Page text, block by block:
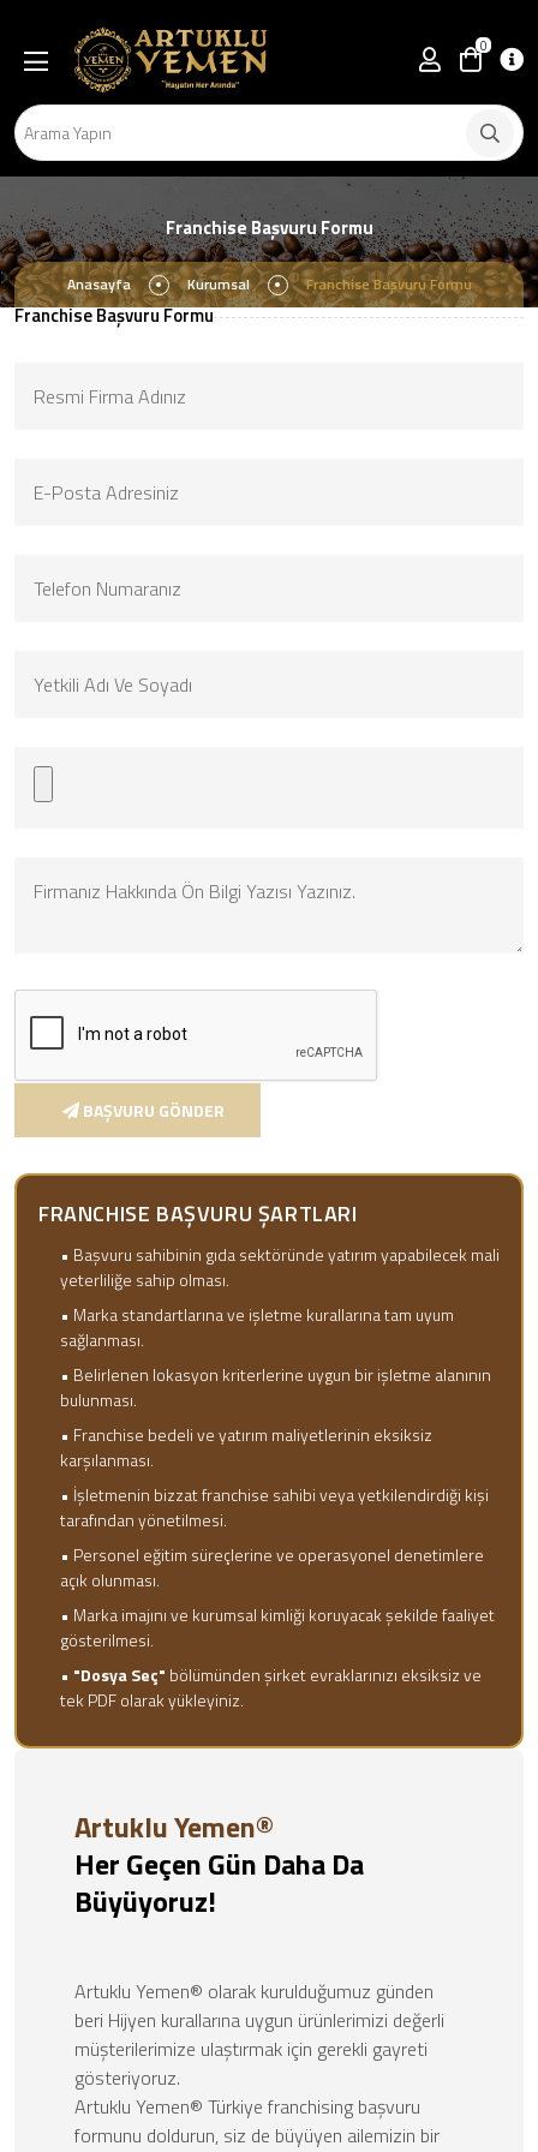
0
Franchise Başvuru Formu
Anasayfa Kurumsal Franchise Başvuru Formu
Franchise Başvuru Formu
BAŞVURU GÖNDER
FRANCHISE BAŞVURU ŞARTLARI
• Başvuru sahibinin gıda sektöründe yatırım yapabilecek mali
yeterliliğe sahip olması.
• Marka standartlarına ve işletme kurallarına tam uyum
sağlanması.
• Belirlenen lokasyon kriterlerine uygun bir işletme alanının
bulunması.
• Franchise bedeli ve yatırım maliyetlerinin eksiksiz
karşılanması.
• İşletmenin bizzat franchise sahibi veya yetkilendirdiği kişi
tarafından yönetilmesi.
• Personel eğitim süreçlerine ve operasyonel denetimlere
açık olunması.
• Marka imajını ve kurumsal kimliği koruyacak şekilde faaliyet
gösterilmesi.
• "Dosya Seç" bölümünden şirket evraklarınızı eksiksiz ve
tek PDF olarak yükleyiniz.
Artuklu Yemen®
Her Geçen Gün Daha Da
Büyüyoruz!
Artuklu Yemen® olarak kurulduğumuz günden
beri Hijyen kurallarına uygun ürünlerimizi değerli
müşterilerimize ulaştırmak için gerekli gayreti
gösteriyoruz.
Artuklu Yemen® Türkiye franchising başvuru
formunu doldurun, siz de büyüyen ailemizin bir